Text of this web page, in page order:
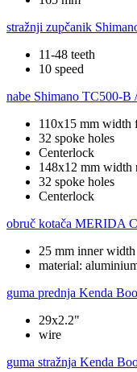
stražnji zupčanik
11-48 teeth
10 speed
nabe Shimano TC500-B
110x15 mm width
32 spoke holes
Centerlock
148x12 mm width
32 spoke holes
Centerlock
obruč kotača MERIDA
25 mm inner width
material:
guma prednja Kenda
29x2.2"
wire
guma stražnja Kenda